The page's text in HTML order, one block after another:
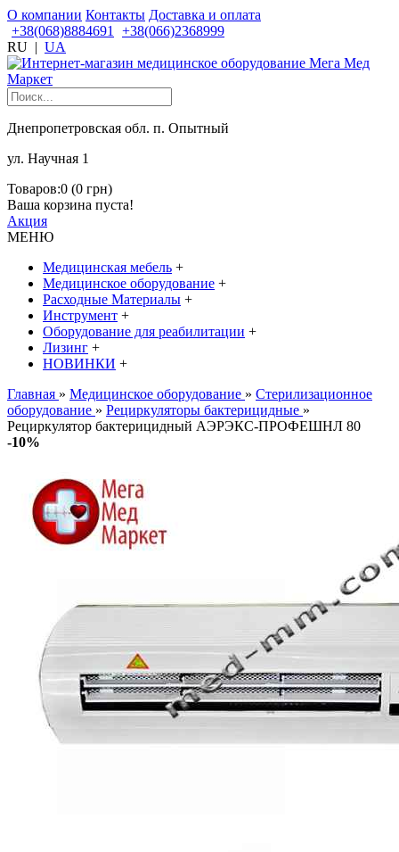
О компании Контакты Доставка и оплата
+38(068)8884691
+38(066)2368999
RU | UA
Днепропетровская обл. п. Опытный
ул. Научная 1
Товаров:0 (0 грн)
Ваша корзина пуста!
Акция
МЕНЮ
Медицинская мебель +
Медицинское оборудование +
Расходные Материалы +
Инструмент +
Оборудование для реабилитации +
Лизинг +
НОВИНКИ +
Главная » Медицинское оборудование » Стерилизационное
оборудование » Рециркуляторы бактерицидные »
Рециркулятор бактерицидный АЭРЭКС-ПРОФЕШНЛ 80
-10%